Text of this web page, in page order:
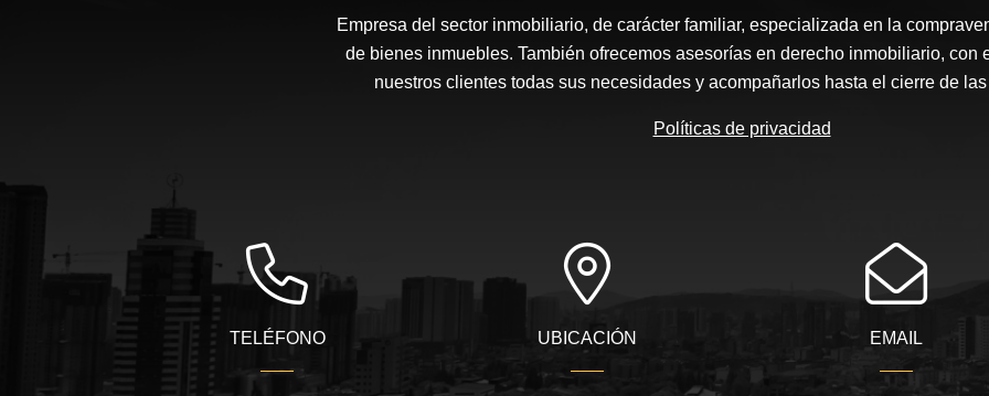
Empresa del sector inmobiliario, de carácter familiar, especializada en la
de bienes inmuebles. También ofrecemos asesorías en derecho inmobiliario, con
nuestros clientes todas sus necesidades y acompañarlos hasta el cierre de
Políticas de privacidad
TELÉFONO UBICACIÓN EMAIL